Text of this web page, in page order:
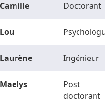
Camille Doctorant
Lou Psychologue
Laurène Ingénieur
Maelys
Post
doctorant